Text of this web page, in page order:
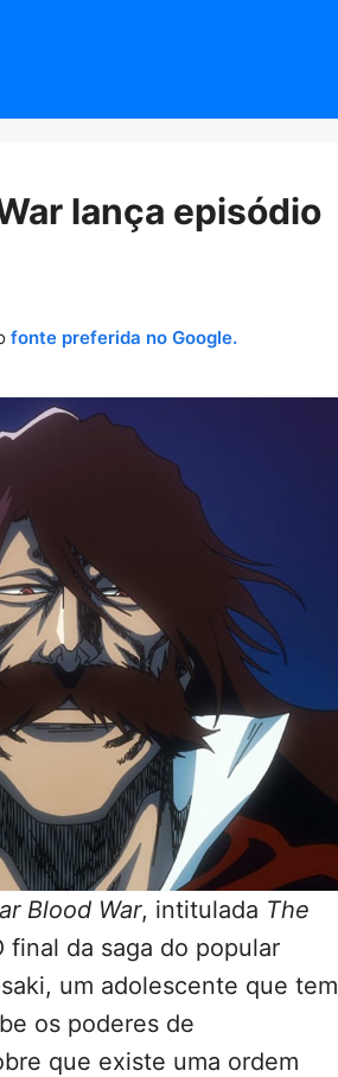
lança episódio
fonte preferida no Google.
Blood War, intitulada The
final da saga do popular
um adolescente que tem
os poderes de
que existe uma ordem